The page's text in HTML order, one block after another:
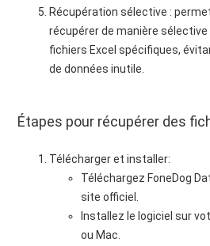
Récupération sélective :
récupérer de manière
fichiers Excel spécifiques,
de données inutile.
Étapes pour récupérer des
Télécharger et installer:
Téléchargez FoneDog
site officiel.
Installez le logiciel sur
ou Mac.